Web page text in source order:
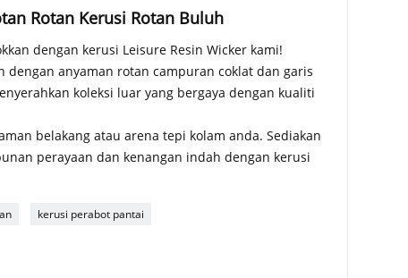
Rotan Kerusi Rotan Buluh
dengan kerusi Leisure Resin Wicker kami!
dengan anyaman rotan campuran coklat dan garis
koleksi luar yang bergaya dengan kualiti
belakang atau arena tepi kolam anda. Sediakan
perayaan dan kenangan indah dengan kerusi
kerusi perabot pantai